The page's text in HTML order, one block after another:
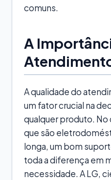
comuns.
A
A qualidade do
um fator crucial na
qualquer produto. No
que são
longa, um bom
toda a diferença em
necessidade. A LG,